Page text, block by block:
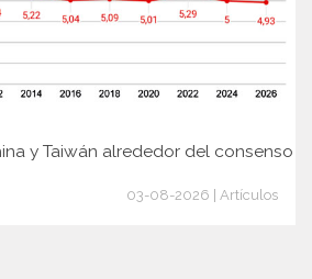
y Taiwán alrededor del consenso
03-08-2026 | Artículos